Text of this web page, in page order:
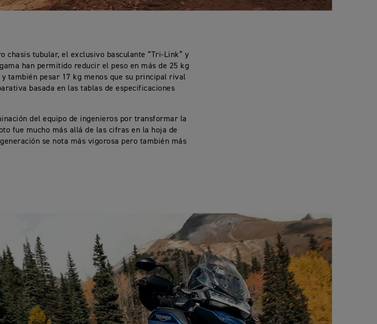
chasis tubular, el exclusivo basculante “Tri-Link” y
han permitido reducir el peso en más de 25 kg
también pesar 17 kg menos que su principal rival
basada en las tablas de especificaciones
del equipo de ingenieros por transformar la
fue mucho más allá de las cifras en la hoja de
se nota más vigorosa pero también más